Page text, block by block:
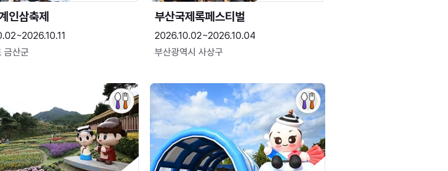
인삼축제
금산군
부산국제록페스티벌
2026.10.02~2026.10.04
부산광역시 사상구